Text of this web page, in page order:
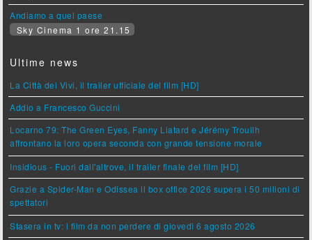
Andiamo a quel paese
Sky Cinema 1 ore 21.15
Ultime news
La Città dei Vivi, il trailer ufficiale del film [HD]
Addio a Francesco Guccini
Locarno 79: The Green Eyes, Fanny Liatard e Jérémy Trouilh
affrontano la loro opera seconda con grande tensione morale
Insidious - Fuori dall'altrove, il trailer finale del film [HD]
Grazie a Spider-Man e Odissea il box office 2026 supera i 50 milioni di
spettatori
Stasera in tv: i film da non perdere di giovedì 6 agosto 2026